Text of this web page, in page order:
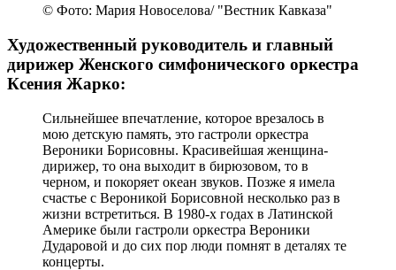
© Фото: Мария Новоселова/ "Вестник Кавказа"
Художественный руководитель и главный
дирижер Женского симфонического оркестра
Ксения Жарко:
Сильнейшее впечатление, которое врезалось в
мою детскую память, это гастроли оркестра
Вероники Борисовны. Красивейшая женщина-
дирижер, то она выходит в бирюзовом, то в
черном, и покоряет океан звуков. Позже я имела
счастье с Вероникой Борисовной несколько раз в
жизни встретиться. В 1980-х годах в Латинской
Америке были гастроли оркестра Вероники
Дударовой и до сих пор люди помнят в деталях те
концерты.